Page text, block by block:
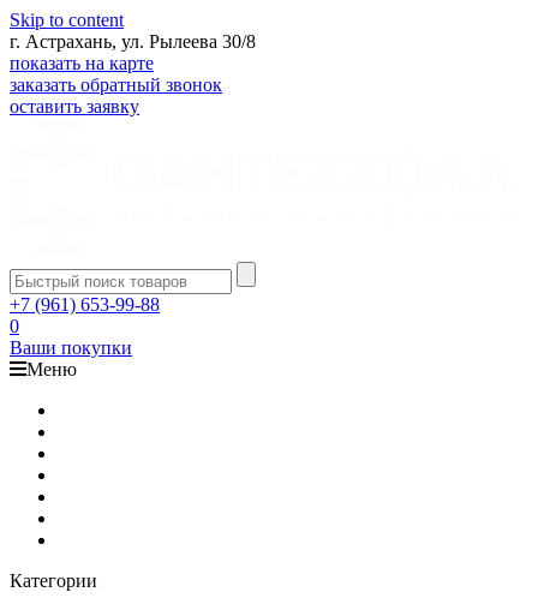
Skip to content
г. Астрахань, ул. Рылеева 30/8
показать на карте
заказать обратный звонок
оставить заявку
+7 (961) 653-99-88
0
Ваши покупки
Меню
Категории